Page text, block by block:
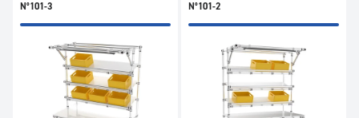
N°101-3 N°101-2